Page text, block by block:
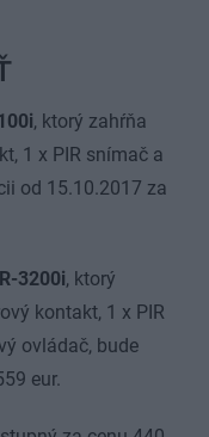
, ktorý zahŕňa
1 x PIR snímač a
od 15.10.2017 za
3200i, ktorý
kontakt, 1 x PIR
ovládač, bude
eur.